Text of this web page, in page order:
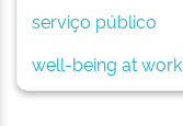
serviço público
well-being at work